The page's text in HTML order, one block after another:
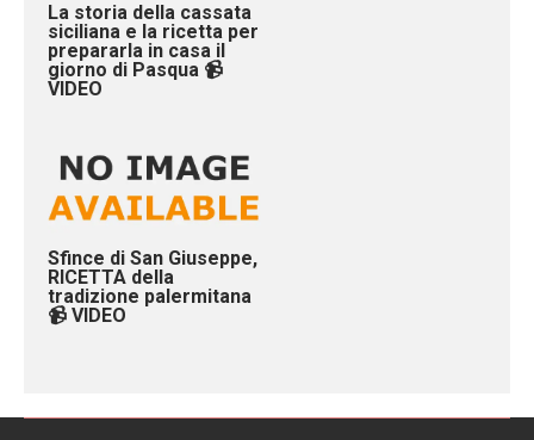
La storia della cassata
siciliana e la ricetta per
prepararla in casa il
giorno di Pasqua 📹
VIDEO
Sfince di San Giuseppe,
RICETTA della
tradizione palermitana
📹 VIDEO